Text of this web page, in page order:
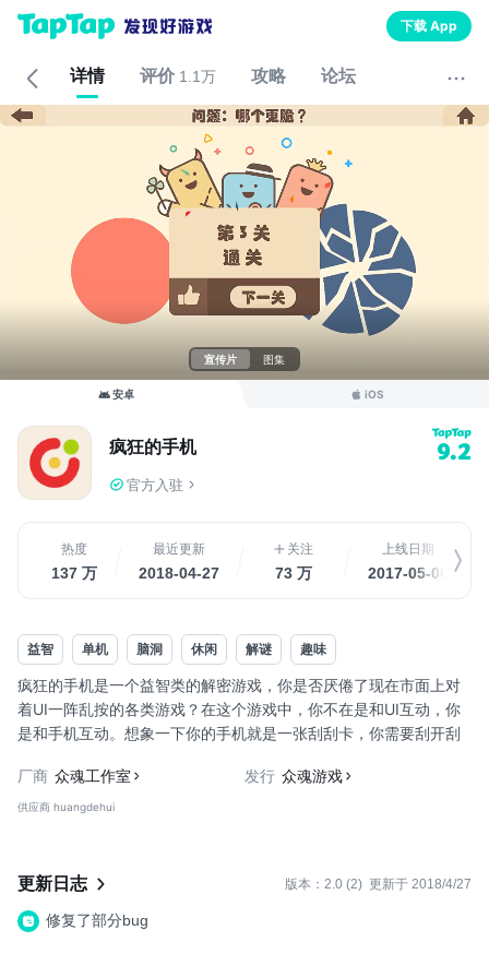
下载 App
详情 评价 1.1万 攻略 论坛
宣传片 图集
安卓 iOS
疯狂的手机 9.2
官方入驻
热度
137 万
最近更新
2018-04-27
关注
73 万
上线日期
2017-05-06
益智 单机 脑洞 休闲 解谜 趣味
疯狂的手机是一个益智类的解密游戏，你是否厌倦了现在市面上对
着UI一阵乱按的各类游戏？在这个游戏中，你不在是和UI互动，你
是和手机互动。想象一下你的手机就是一张刮刮卡，你需要刮开刮
指把手机上的气球戳破；再下一刻你的手机也许是2个橡皮球，你要
捏一下看看哪个球更软。设想下你的手机就是一个平台，在这个平
厂商 众魂工作室 发行 众魂游戏
供应商 huangdehui
更新日志 版本：2.0 (2) 更新于 2018/4/27
修复了部分bug